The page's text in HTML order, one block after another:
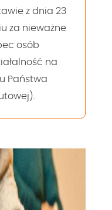
z dnia 23
za nieważne
osób
na
Państwa